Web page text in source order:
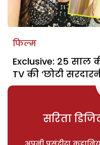
फिल्म
Exclusive: 25 साल
TV की ‘छोटी
सरिता